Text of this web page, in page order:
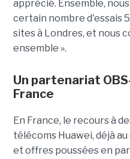
apprécié. Ensemble,
certain nombre d'essais
sites à Londres, et nous
ensemble ».
Un partenariat
France
En France, le recours à
télécoms Huawei, déjà
et offres poussées en